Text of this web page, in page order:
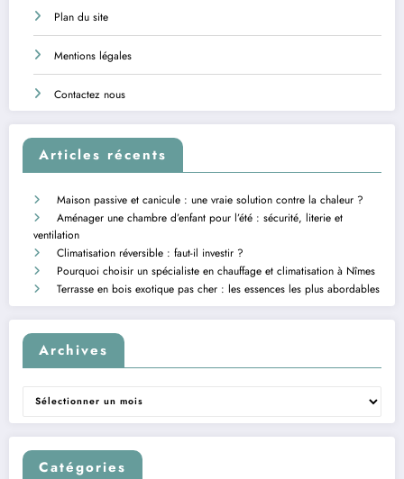
Plan du site
Mentions légales
Contactez nous
Articles récents
Maison passive et canicule : une vraie solution contre la chaleur ?
Aménager une chambre d’enfant pour l’été : sécurité, literie et
ventilation
Climatisation réversible : faut-il investir ?
Pourquoi choisir un spécialiste en chauffage et climatisation à Nîmes
Terrasse en bois exotique pas cher : les essences les plus abordables
Archives
Archives
Catégories